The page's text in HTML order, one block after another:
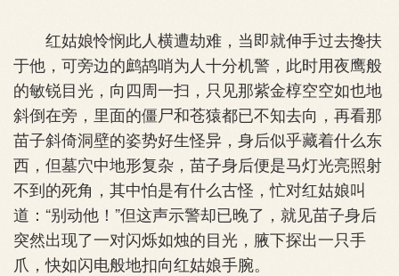
红姑娘怜悯此人横遭劫难，当即就伸手过去搀扶
于他，可旁边的鹧鸪哨为人十分机警，此时用夜鹰般
的敏锐目光，向四周一扫，只见那紫金椁空空如也地
斜倒在旁，里面的僵尸和苍猿都已不知去向，再看那
苗子斜倚洞壁的姿势好生怪异，身后似乎藏着什么东
西，但墓穴中地形复杂，苗子身后便是马灯光亮照射
不到的死角，其中怕是有什么古怪，忙对红姑娘叫
道：“别动他！”但这声示警却已晚了，就见苗子身后
突然出现了一对闪烁如烛的目光，腋下探出一只手
爪，快如闪电般地扣向红姑娘手腕。